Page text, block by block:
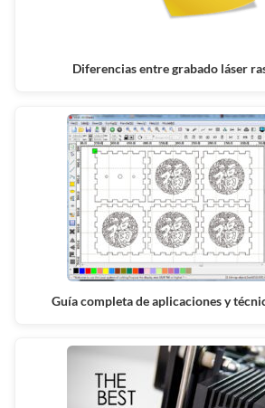
Diferencias entre grabado láser
Guía completa de aplicaciones y